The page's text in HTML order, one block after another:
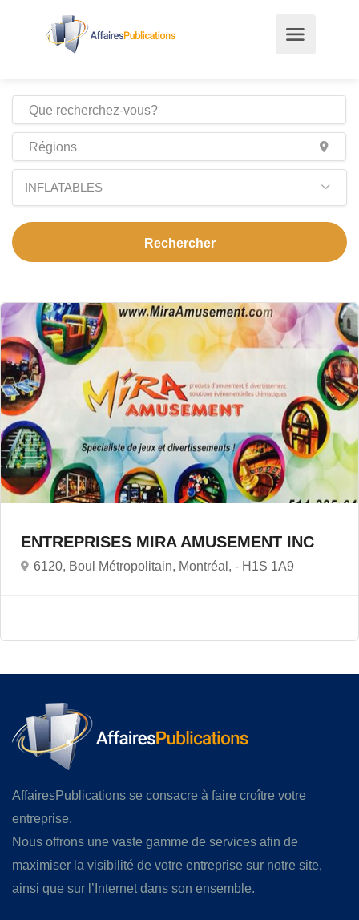
INFLATABLES
ENTREPRISES MIRA AMUSEMENT INC
6120, Boul Métropolitain, Montréal, - H1S 1A9
AffairesPublications se consacre à faire croître votre
entreprise.
Nous offrons une vaste gamme de services afin de
maximiser la visibilité de votre entreprise sur notre site,
ainsi que sur l’Internet dans son ensemble.